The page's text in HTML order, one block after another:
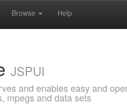
Browse Help
JSPUI
and enables easy and
mpegs and data sets